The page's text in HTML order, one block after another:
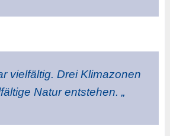
vielfältig. Drei Klimazonen
Natur entstehen. „